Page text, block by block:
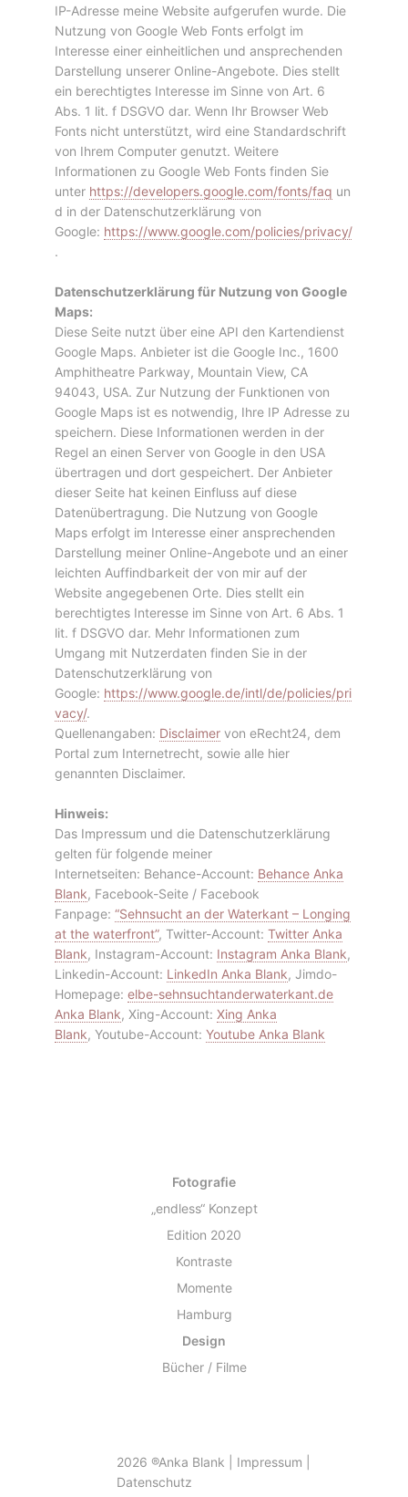
IP-Adresse meine Website aufgerufen wurde. Die
Nutzung von Google Web Fonts erfolgt im
Interesse einer einheitlichen und ansprechenden
Darstellung unserer Online-Angebote. Dies stellt
ein berechtigtes Interesse im Sinne von Art. 6
Abs. 1 lit. f DSGVO dar. Wenn Ihr Browser Web
Fonts nicht unterstützt, wird eine Standardschrift
von Ihrem Computer genutzt. Weitere
Informationen zu Google Web Fonts finden Sie
unter https://developers.google.com/fonts/faq un
d in der Datenschutzerklärung von
Google: https://www.google.com/policies/privacy/
.
Datenschutzerklärung für Nutzung von Google
Maps:
Diese Seite nutzt über eine API den Kartendienst
Google Maps. Anbieter ist die Google Inc., 1600
Amphitheatre Parkway, Mountain View, CA
94043, USA. Zur Nutzung der Funktionen von
Google Maps ist es notwendig, Ihre IP Adresse zu
speichern. Diese Informationen werden in der
Regel an einen Server von Google in den USA
übertragen und dort gespeichert. Der Anbieter
dieser Seite hat keinen Einfluss auf diese
Datenübertragung. Die Nutzung von Google
Maps erfolgt im Interesse einer ansprechenden
Darstellung meiner Online-Angebote und an einer
leichten Auffindbarkeit der von mir auf der
Website angegebenen Orte. Dies stellt ein
berechtigtes Interesse im Sinne von Art. 6 Abs. 1
lit. f DSGVO dar. Mehr Informationen zum
Umgang mit Nutzerdaten finden Sie in der
Datenschutzerklärung von
Google: https://www.google.de/intl/de/policies/pri
vacy/.
Quellenangaben: Disclaimer von eRecht24, dem
Portal zum Internetrecht, sowie alle hier
genannten Disclaimer.
Hinweis:
Das Impressum und die Datenschutzerklärung
gelten für folgende meiner
Internetseiten: Behance-Account: Behance Anka
Blank, Facebook-Seite / Facebook
Fanpage: “Sehnsucht an der Waterkant – Longing
at the waterfront”, Twitter-Account: Twitter Anka
Blank, Instagram-Account: Instagram Anka Blank,
Linkedin-Account: LinkedIn Anka Blank, Jimdo-
Homepage: elbe-sehnsuchtanderwaterkant.de
Anka Blank, Xing-Account: Xing Anka
Blank, Youtube-Account: Youtube Anka Blank
Fotografie
„endless“ Konzept
Edition 2020
Kontraste
Momente
Hamburg
Design
Bücher / Filme
2026 ®Anka Blank | Impressum
Datenschutz